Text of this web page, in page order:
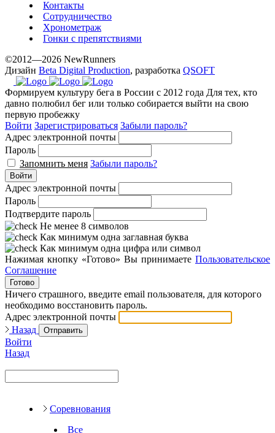
Контакты
Сотрудничество
Хронометраж
Гонки с препятствиями
©2012—2026 NewRunners
Дизайн Beta Digital Production, разработка QSOFT
Формируем культуру бега в России с 2012 года Для тех, кто
давно полюбил бег или только собирается выйти на свою
первую пробежку
Войти Зарегистрироваться Забыли пароль?
Адрес электронной почты
Пароль
Запомнить меня Забыли пароль?
Войти
Адрес электронной почты
Пароль
Подтвердите пароль
Не менее 8 символов
Как минимум одна заглавная буква
Как минимум одна цифра или символ
Нажимая кнопку «Готово» Вы принимаете Пользовательское
Соглашение
Готово
Ничего страшного, введите email пользователя, для которого
необходимо восстановить пароль.
Адрес электронной почты
Назад
Отправить
Войти
Назад
Соревнования
Все